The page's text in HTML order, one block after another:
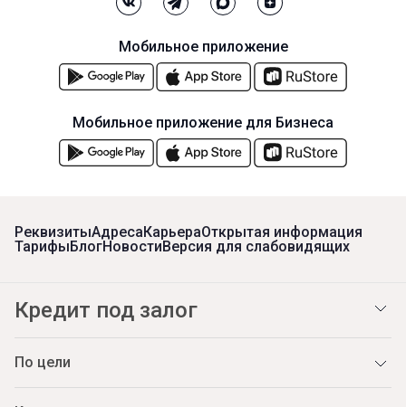
РеквизитыАдресаКарьераОткрытая информация
ТарифыБлогНовостиВерсия для слабовидящих
Кредит под залог
По цели
Мобильное приложение
Мобильное приложение для Бизнеса